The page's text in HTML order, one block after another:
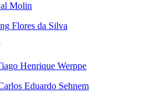
Molin
Flores da Silva
Henrique Werppe
Eduardo Sehnem